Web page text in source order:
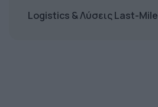
Logistics & Λύσεις Last-Mile